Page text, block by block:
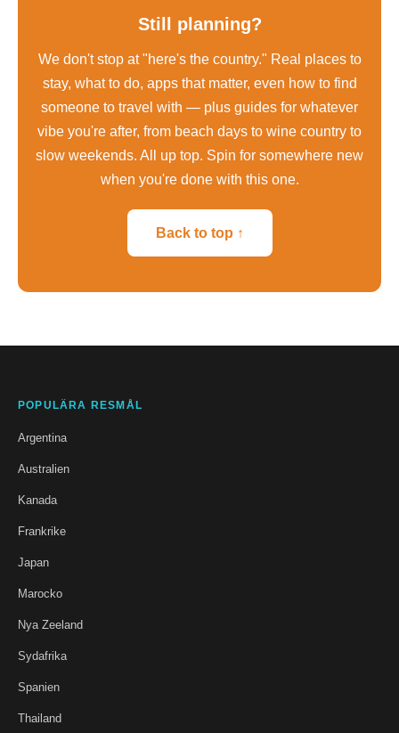
Still planning?
We don't stop at "here's the country." Real places to
stay, what to do, apps that matter, even how to find
someone to travel with — plus guides for whatever
vibe you're after, from beach days to wine country to
slow weekends. All up top. Spin for somewhere new
when you're done with this one.
Back to top ↑
POPULÄRA RESMÅL
Argentina
Australien
Kanada
Frankrike
Japan
Marocko
Nya Zeeland
Sydafrika
Spanien
Thailand